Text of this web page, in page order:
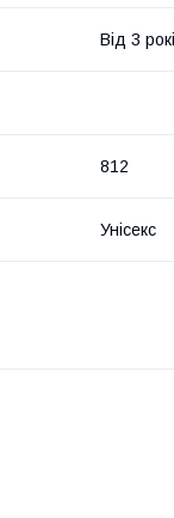
Від 3
812
Унісекс